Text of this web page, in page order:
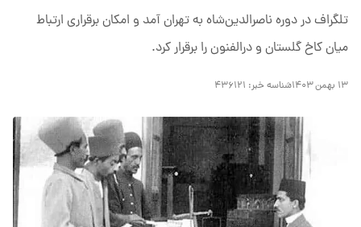
تلگراف در دوره ناصرالدین‌شاه به تهران آمد و امکان برقراری ارتباط
میان کاخ گلستان و درالفنون را برقرار کرد.
۱۳ بهمن ۱۴۰۳ شناسه خبر: ۴۳۶۱۲۱